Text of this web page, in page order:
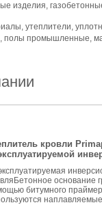
изделия,
утеплители,
полы промышленные,
кровли
основание
битумного